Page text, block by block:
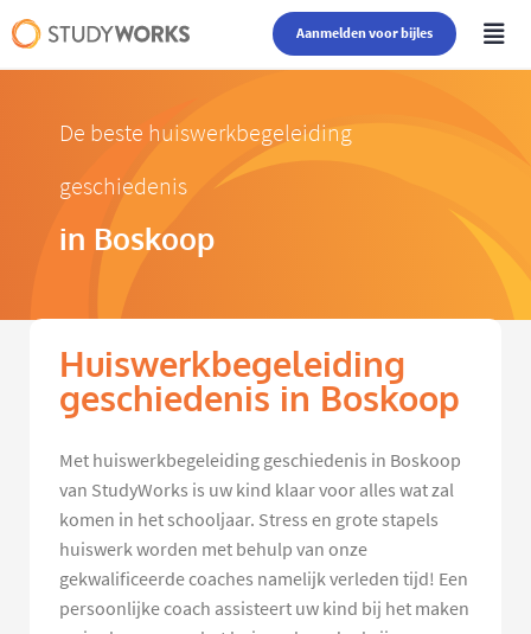
Aanmelden voor bijles
De beste huiswerkbegeleiding
geschiedenis
in Boskoop
Huiswerkbegeleiding
geschiedenis in Boskoop
Met huiswerkbegeleiding geschiedenis in Boskoop
van StudyWorks is uw kind klaar voor alles wat zal
komen in het schooljaar. Stress en grote stapels
huiswerk worden met behulp van onze
gekwalificeerde coaches namelijk verleden tijd! Een
persoonlijke coach assisteert uw kind bij het maken